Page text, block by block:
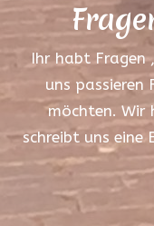
Ihr habt Fragen
uns passieren
möchten. Wir
schreibt uns